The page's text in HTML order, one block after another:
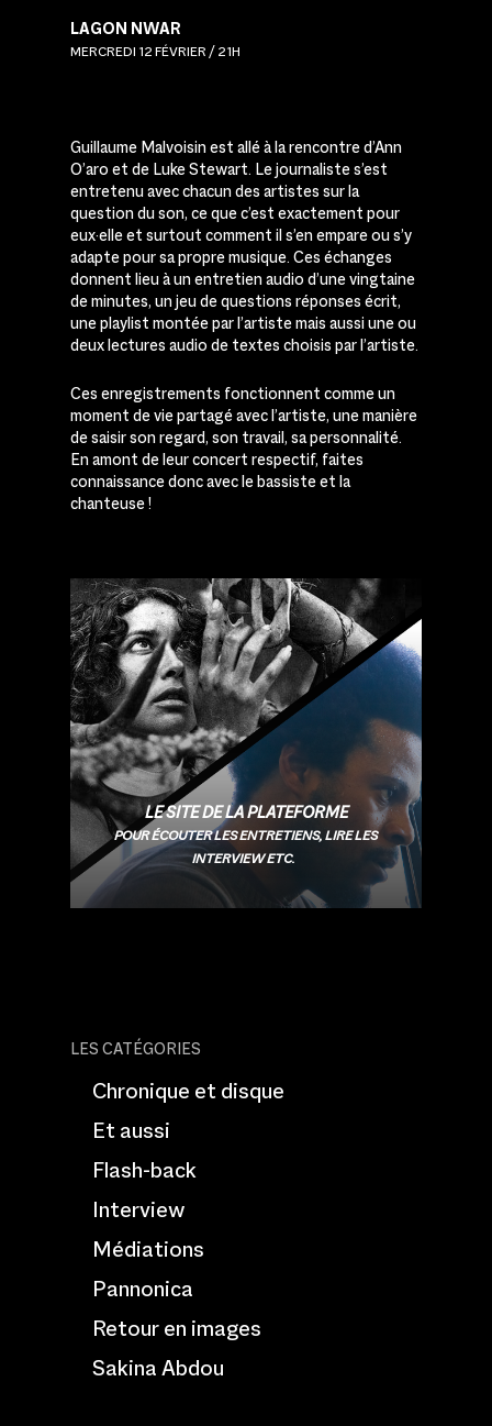
LAGON NWAR
MERCREDI 12 FÉVRIER / 21H
Guillaume Malvoisin est allé à la rencontre d’Ann
O’aro et de Luke Stewart. Le journaliste s’est
entretenu avec chacun des artistes sur la
question du son, ce que c’est exactement pour
eux·elle et surtout comment il s’en empare ou s’y
adapte pour sa propre musique. Ces échanges
donnent lieu à un entretien audio d’une vingtaine
de minutes, un jeu de questions réponses écrit,
une playlist montée par l’artiste mais aussi une ou
deux lectures audio de textes choisis par l’artiste.
Ces enregistrements fonctionnent comme un
moment de vie partagé avec l’artiste, une manière
de saisir son regard, son travail, sa personnalité.
En amont de leur concert respectif, faites
connaissance donc avec le bassiste et la
chanteuse !
LE SITE DE LA PLATEFORME
POUR ÉCOUTER LES ENTRETIENS, LIRE LES
INTERVIEW ETC.
LES CATÉGORIES
Chronique et disque
Et aussi
Flash-back
Interview
Médiations
Pannonica
Retour en images
Sakina Abdou